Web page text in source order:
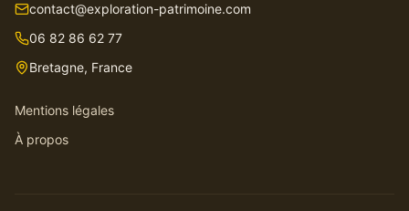
contact@exploration-patrimoine.com
06 82 86 62 77
Bretagne, France
Mentions légales
À propos